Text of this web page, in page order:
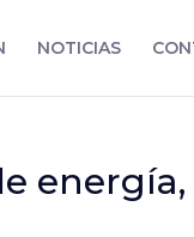
NOTICIAS
energía,